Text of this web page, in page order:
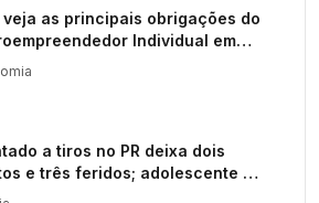
veja as principais obrigações do
Individual em
a tiros no PR deixa dois
e três feridos; adolescente é